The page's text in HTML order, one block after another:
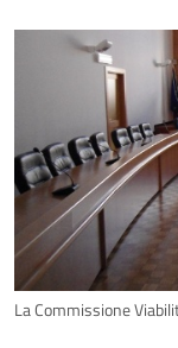
La Commissione